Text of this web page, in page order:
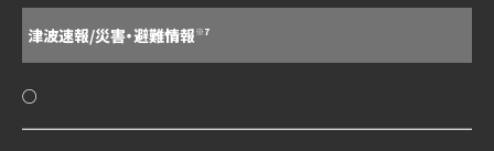
津波速報/災害・避難情報※7
○